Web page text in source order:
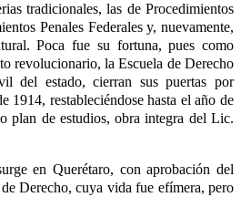
tradicionales, las de Procedimientos
Penales Federales y, nuevamente,
Poca fue su fortuna, pues como
revolucionario, la Escuela de Derecho
del estado, cierran sus puertas por
1914, restableciéndose hasta el año de
plan de estudios, obra integra del Lic.
en Querétaro, con aprobación del
Derecho, cuya vida fue efímera, pero